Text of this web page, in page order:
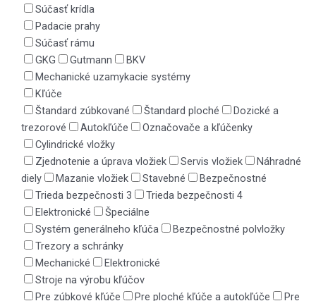
Súčasť krídla
Padacie prahy
Súčasť rámu
GKG
Gutmann
BKV
Mechanické uzamykacie systémy
Kľúče
Štandard zúbkované
Štandard ploché
Dozické a
trezorové
Autokľúče
Označovače a kľúčenky
Cylindrické vložky
Zjednotenie a úprava vložiek
Servis vložiek
Náhradné
diely
Mazanie vložiek Stavebné
Bezpečnostné
Trieda bezpečnosti 3
Trieda bezpečnosti 4
Elektronické
Špeciálne
Systém generálneho kľúča
Bezpečnostné polvložky
Trezory a schránky
Mechanické
Elektronické
Stroje na výrobu kľúčov
Pre zúbkové kľúče
Pre ploché kľúče a autokľúče Pre